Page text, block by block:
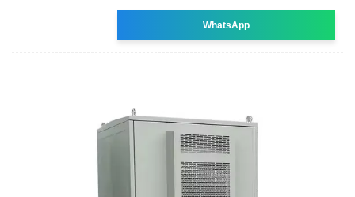
WhatsApp